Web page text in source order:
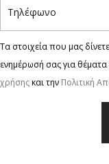
Τα στοιχεία που μας
ενημέρωσή σας για
χρήσηςκαι την Πολιτική